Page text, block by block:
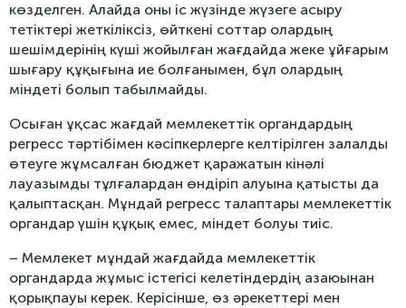
көзделген. Алайда оны іс жүзінде жүзеге асыру
тетіктері жеткіліксіз, өйткені соттар олардың
шешімдерінің күші жойылған жағдайда жеке ұйғарым
шығару құқығына ие болғанымен, бұл олардың
міндеті болып табылмайды.
Осыған ұқсас жағдай мемлекеттік органдардың
регресс тәртібімен кәсіпкерлерге келтірілген залалды
өтеуге жұмсалған бюджет қаражатын кінәлі
лауазымды тұлғалардан өндіріп алуына қатысты да
қалыптасқан. Мұндай регресс талаптары мемлекеттік
органдар үшін құқық емес, міндет болуы тиіс.
– Мемлекет мұндай жағдайда мемлекеттік
органдарда жұмыс істегісі келетіндердің азаюынан
қорықпауы керек. Керісінше, өз әрекеттері мен